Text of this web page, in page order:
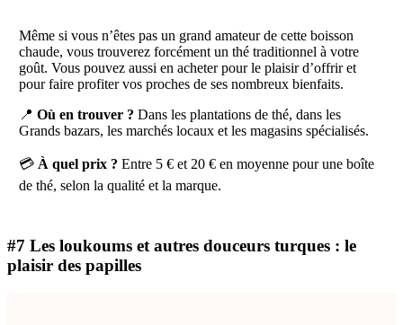
Même si vous n’êtes pas un grand amateur de cette boisson
chaude, vous trouverez forcément un thé traditionnel à votre
goût. Vous pouvez aussi en acheter pour le plaisir d’offrir et
pour faire profiter vos proches de ses nombreux bienfaits.
📍 Où en trouver ? Dans les plantations de thé, dans les
Grands bazars, les marchés locaux et les magasins spécialisés.
💳 À quel prix ? Entre 5 € et 20 € en moyenne pour une boîte
de thé, selon la qualité et la marque.
#7 Les loukoums et autres douceurs turques : le
plaisir des papilles